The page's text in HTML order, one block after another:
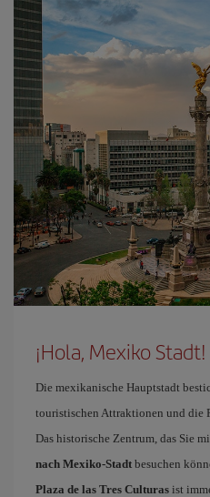
¡Hola, Mexiko Stadt!
Die mexikanische Hauptstadt
touristischen Attraktionen und die
Das historische Zentrum, das Sie
nach Mexiko-Stadt besuchen
Plaza de las Tres Culturas ist